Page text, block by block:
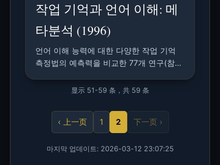
작업 기억과 언어 이해: 메
타분석 (1996)
언어 이해 능력에 대한 다양한 작업 기억
측정법의 예측력을 비교한 77개 연구(참가
显示 51-59 条，共 59 条
‹ 上一页 1 2 下一页 ›
마지막 업데이트: 2026-03-12 23:07:25